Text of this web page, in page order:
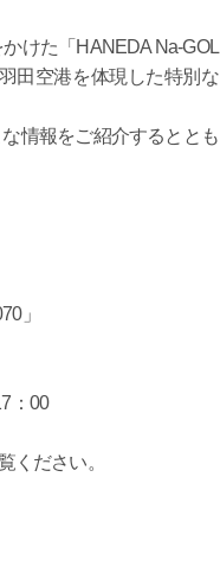
けた「HANEDA Na-GOL
田空港を体現した特別な
情報をご紹介するととも
」
：00
ください。